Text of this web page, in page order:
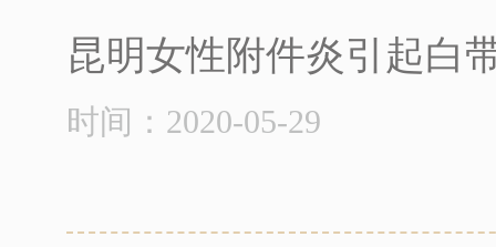
昆明女性附件炎引起白
时间：2020-05-29